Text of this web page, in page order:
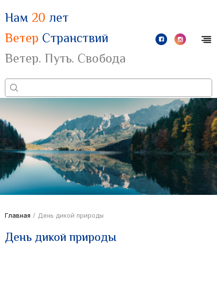
Нам 20 лет
Ветер Странствий
Ветер. Путь. Свобода
Главная / День дикой природы
День дикой природы